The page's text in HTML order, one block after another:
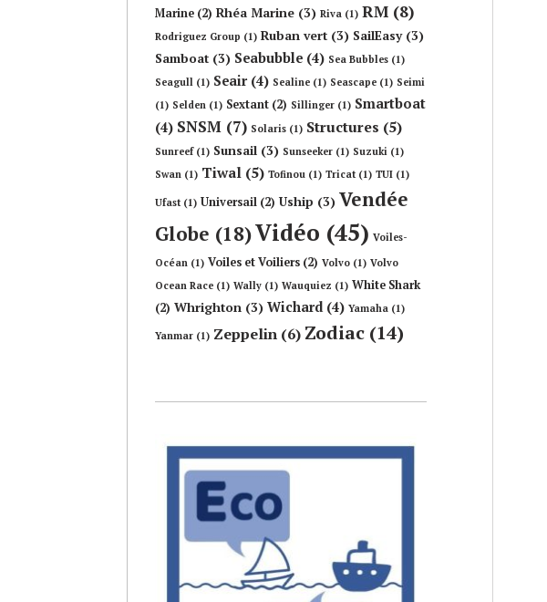
Marine (2) Rhéa Marine (3) Riva (1) RM (8)
Rodriguez Group (1) Ruban vert (3) SailEasy(3)
Samboat (3) Seabubble (4) Sea Bubbles (1)
Seagull (1) Seair(4) Sealine (1) Seascape (1) Seimi
(1) Selden (1) Sextant (2) Sillinger (1) Smartboat
(4) SNSM (7) Solaris (1) Structures (5)
Sunreef(1) Sunsail (3) Sunseeker (1) Suzuki (1)
Swan (1) Tiwal (5) Tofinou (1) Tricat(1) TUI (1)
Ufast(1) Universail (2) Uship (3) Vendée
Globe (18)Vidéo (45) Voiles-
Océan (1) Voiles et Voiliers (2) Volvo (1) Volvo
Ocean Race (1) Wally (1) Wauquiez (1) White Shark
(2) Whrighton (3) Wichard(4) Yamaha (1)
Yanmar (1) Zeppelin (6) Zodiac (14)